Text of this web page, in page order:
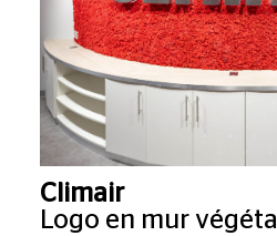
Climair
Logo en mur végétal